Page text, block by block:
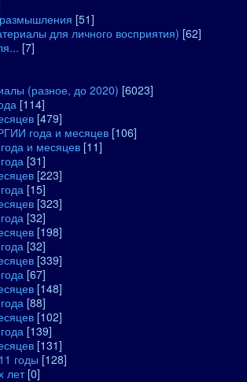
[51]
для личного восприятия) [62]
[7]
(разное, до 2020) [6023]
[114]
[479]
года и месяцев [106]
и месяцев [11]
[31]
[223]
[15]
[323]
[32]
[198]
[32]
[339]
[67]
[148]
[88]
[102]
[139]
[131]
годы [128]
лет [0]